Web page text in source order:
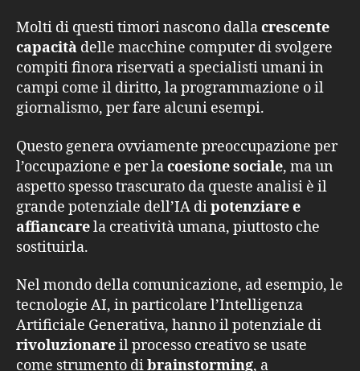
Molti di questi timori nascono dallacrescente
capacità delle macchine computer di svolgere
compiti finora riservati a specialisti umani in
campi come il diritto, la programmazione o il
giornalismo, per fare alcuni esempi.
Questo genera ovviamente preoccupazione per
l’occupazione e per lacoesione sociale, ma un
aspetto spesso trascurato da queste analisi è il
grande potenziale dell’IA dipotenziare e
affiancarela creatività umana, piuttosto che
sostituirla.
Nel mondo della comunicazione, ad esempio, le
tecnologie AI, in particolare l’Intelligenza
Artificiale Generativa, hanno il potenziale di
rivoluzionareil processo creativo se usate
come strumento dibrainstorming, a